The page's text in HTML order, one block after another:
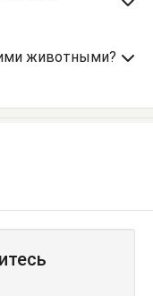
животными?